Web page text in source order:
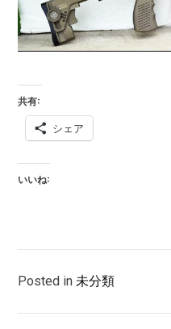
共有:
シェア
いいね:
Posted in未分類